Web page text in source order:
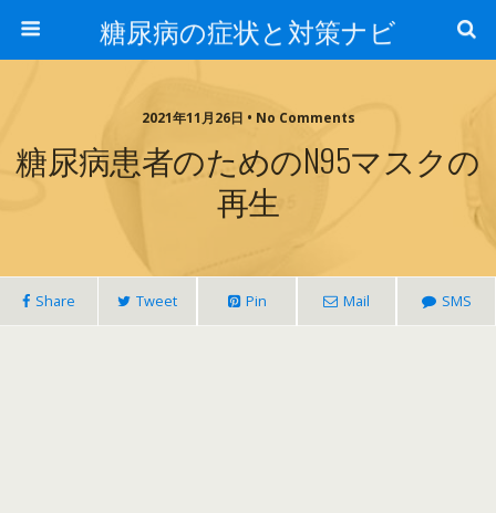
糖尿病の症状と対策ナビ
2021年11月26日 • No Comments
糖尿病患者のためのN95マスクの
再生
Share Tweet Pin Mail SMS